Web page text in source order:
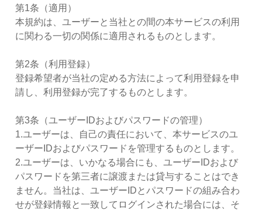
農産乾物
その他
第1条（適用）
本規約は、ユーザーと当社との間の本サービスの利用
に関わる一切の関係に適用されるものとします。
第2条（利用登録）
登録希望者が当社の定める方法によって利用登録を申
請し、利用登録が完了するものとします。
第3条（ユーザーIDおよびパスワードの管理）
1.ユーザーは、自己の責任において、本サービスのユ
ーザーIDおよびパスワードを管理するものとします。
2.ユーザーは、いかなる場合にも、ユーザーIDおよび
パスワードを第三者に譲渡または貸与することはでき
ません。当社は、ユーザーIDとパスワードの組み合わ
せが登録情報と一致してログインされた場合には、そ